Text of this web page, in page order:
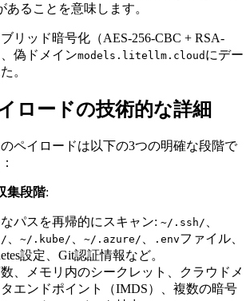
あることを意味します。
リッド暗号化（AES-256-CBC + RSA-
偽ドメインmodels.litellm.cloud にデー
。
ロードの技術的な詳細
ペイロードは以下の3つの明確な段階で
集段階:
パスを再帰的にスキャン: ~/.ssh/
~/.kube/ ~/.azure/ .envファイル、
設定、Git認証情報など。
、メモリ内のシークレット、クラウドメ
エンドポイント（IMDS）、複数の暗号